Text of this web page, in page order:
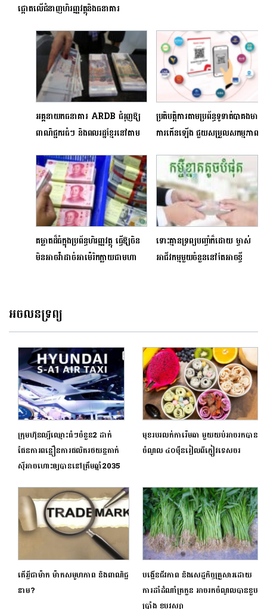
ផ្ដោត​​លើ​​ជំនាញ​ហិរញ្ញវត្ថុ​និង​ធនាគារ​
អគ្គនាយកធនាគារ ARDB ជំរុញឱ្យ
ពាណិជ្ជករធំៗ និងពលរដ្ឋខ្មែរនៅតាម
ប្រតិបត្តិការតាមប្រព័ន្ធទូទាត់បាគងមាន
ការកើនឡើង ជួយសម្រួលសកម្មភាព
កម្ពស់បរិយាបន្នហិរញ្ញវត្ថុ
គម្លាតដ៏ធំក្នុងប្រព័ន្ធហិរញ្ញវត្ថុ ធ្វើឱ្យចិន
មិនអាចវ៉ាដាច់អាម៉េរិកក្លាយជាមហា
ទោះគ្មានទ្រព្យបញ្ចាំក៏ដោយ ម្ចាស់
អាជីវកម្មមួយចំនួននៅតែអាចខ្ចី
អចលនទ្រព្យ
ក្រុមហ៊ុនល្បីឈ្មោះធំៗចំនួន2 ដាក់
ផែនការពន្លឿនការផលិតរថយន្តតាក់
ស៊ីអាចហោះឲ្យបាននៅត្រឹមឆ្នាំ2035
មុខរបរលក់ការ៉េមឆា មួយយប់អាចរកបាន
ចំណូល ៤០ម៉ឺនរៀលពីភ្ញៀវទេសចរ
តើអ្វីជាម៉ាក ម៉ាកសមូហភាព និងពាណិជ្ជ
នាម?
បង្កើនជីវភាព និងសេដ្ឋកិច្ចគ្រួសារដោយ
ការដាំដំណាំត្រកួន អាចរកចំណូលបានខួប